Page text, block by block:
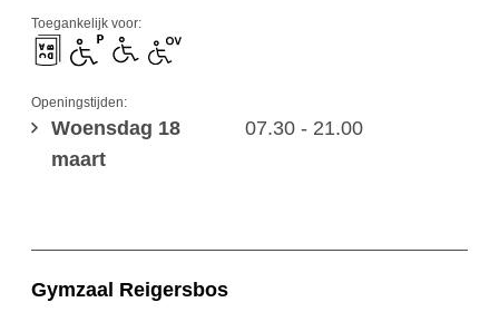
Toegankelijk voor:
Openingstijden:
Woensdag 18
maart
07.30 - 21.00
Gymzaal Reigersbos